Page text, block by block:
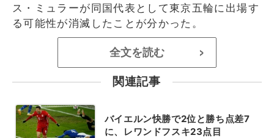
ス・ミュラーが同国代表として東京五輪に出場す
る可能性が消滅したことが分かった。
全文を読む >
関連記事
バイエルン快勝で2位と勝ち点差7
に、レワンドフスキ23点目